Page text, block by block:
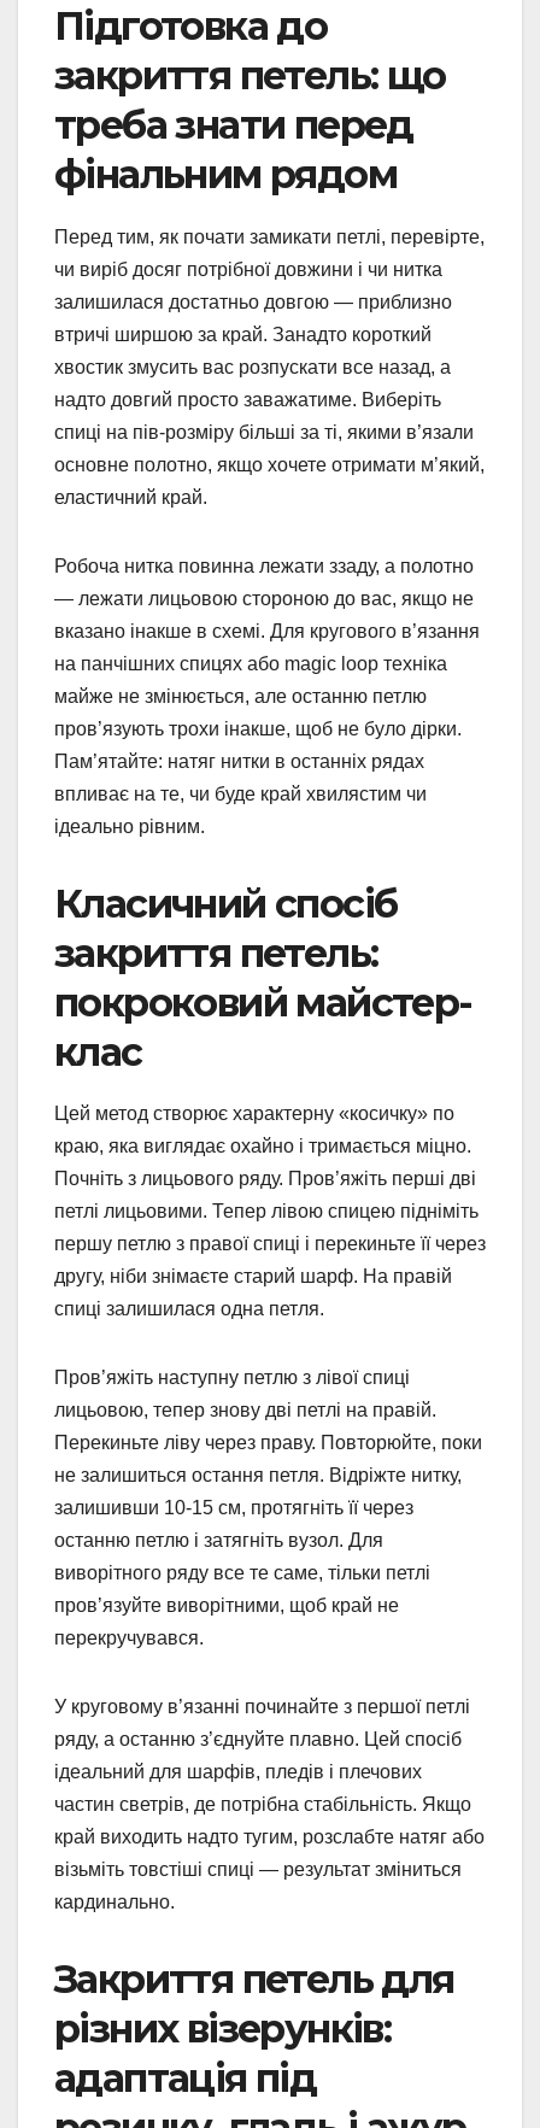
Підготовка до
закриття петель: що
треба знати перед
фінальним рядом
Перед тим, як почати замикати петлі, перевірте,
чи виріб досяг потрібної довжини і чи нитка
залишилася достатньо довгою — приблизно
втричі ширшою за край. Занадто короткий
хвостик змусить вас розпускати все назад, а
надто довгий просто заважатиме. Виберіть
спиці на пів-розміру більші за ті, якими в’язали
основне полотно, якщо хочете отримати м’який,
еластичний край.
Робоча нитка повинна лежати ззаду, а полотно
— лежати лицьовою стороною до вас, якщо не
вказано інакше в схемі. Для кругового в’язання
на панчішних спицях або magic loop техніка
майже не змінюється, але останню петлю
пров’язують трохи інакше, щоб не було дірки.
Пам’ятайте: натяг нитки в останніх рядах
впливає на те, чи буде край хвилястим чи
ідеально рівним.
Класичний спосіб
закриття петель:
покроковий майстер-
клас
Цей метод створює характерну «косичку» по
краю, яка виглядає охайно і тримається міцно.
Почніть з лицьового ряду. Пров’яжіть перші дві
петлі лицьовими. Тепер лівою спицею підніміть
першу петлю з правої спиці і перекиньте її через
другу, ніби знімаєте старий шарф. На правій
спиці залишилася одна петля.
Пров’яжіть наступну петлю з лівої спиці
лицьовою, тепер знову дві петлі на правій.
Перекиньте ліву через праву. Повторюйте, поки
не залишиться остання петля. Відріжте нитку,
залишивши 10-15 см, протягніть її через
останню петлю і затягніть вузол. Для
виворітного ряду все те саме, тільки петлі
пров’язуйте виворітними, щоб край не
перекручувався.
У круговому в’язанні починайте з першої петлі
ряду, а останню з’єднуйте плавно. Цей спосіб
ідеальний для шарфів, пледів і плечових
частин светрів, де потрібна стабільність. Якщо
край виходить надто тугим, розслабте натяг або
візьміть товстіші спиці — результат зміниться
кардинально.
Закриття петель для
різних візерунків:
адаптація під